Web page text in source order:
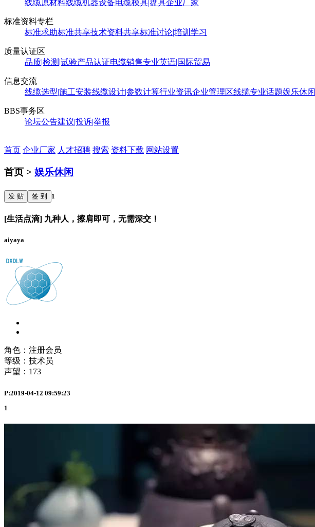
线缆原材料线缆机器设备电缆模具|盘具企业厂家
标准资料专栏
标准求助标准共享技术资料共享标准讨论|培训学习
质量认证区
品质|检测|试验产品认证电缆销售专业英语|国际贸易
信息交流
线缆选型|施工安装线缆设计|参数计算行业资讯企业管理区线缆专业话题娱乐休闲
BBS事务区
论坛公告建议|投诉|举报
首页 企业厂家 人才招聘 搜索 资料下载 网站设置
首页 > 娱乐休闲
发 贴 签 到 1
[生活点滴] 九种人，擦肩即可，无需深交！
aiyaya
角色：注册会员
等级：技术员
声望： 173
P:2019-04-12 09:59:23
1